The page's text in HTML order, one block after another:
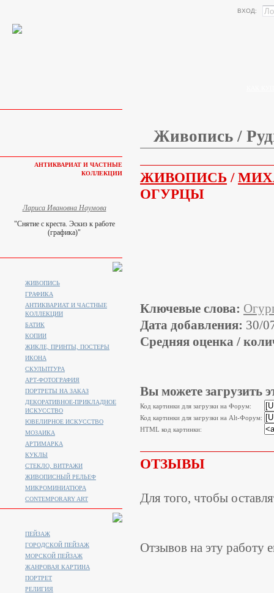
ВХОД:
Живопись /
ЖИВОПИСЬ /
ОГУРЦЫ
Ключевые слова:
Дата добавления: 30/
Средняя оценка /
Вы можете загрузить
Код картинки для загрузки на Форум:
Код картинки для загрузки на Alt-Форум:
HTML код картинки:
ОТЗЫВЫ
Для того, чтобы
Отзывов на эту работу
АНТИКВАРИАТ И ЧАСТНЫЕ
КОЛЛЕКЦИИ
Лариса Ивановна Наумова
"Снятие с креста. Эскиз к работе
(графика)"
ЖИВОПИСЬ
ГРАФИКА
АНТИКВАРИАТ И ЧАСТНЫЕ
КОЛЛЕКЦИИ
БАТИК
КОПИИ
ЖИКЛЕ, ПРИНТЫ, ПОСТЕРЫ
ИКОНА
СКУЛЬПТУРА
АРТ-ФОТОГРАФИЯ
ПОРТРЕТЫ НА ЗАКАЗ
ДЕКОРАТИВНОЕ-ПРИКЛАДНОЕ
ИСКУССТВО
ЮВЕЛИРНОЕ ИСКУССТВО
МОЗАИКА
АРТИМАРКА
КУКЛЫ
СТЕКЛО, ВИТРАЖИ
ЖИВОПИСНЫЙ РЕЛЬЕФ
МИКРОМИНИАТЮРА
CONTEMPORARY ART
ПЕЙЗАЖ
ГОРОДСКОЙ ПЕЙЗАЖ
МОРСКОЙ ПЕЙЗАЖ
ЖАНРОВАЯ КАРТИНА
ПОРТРЕТ
РЕЛИГИЯ